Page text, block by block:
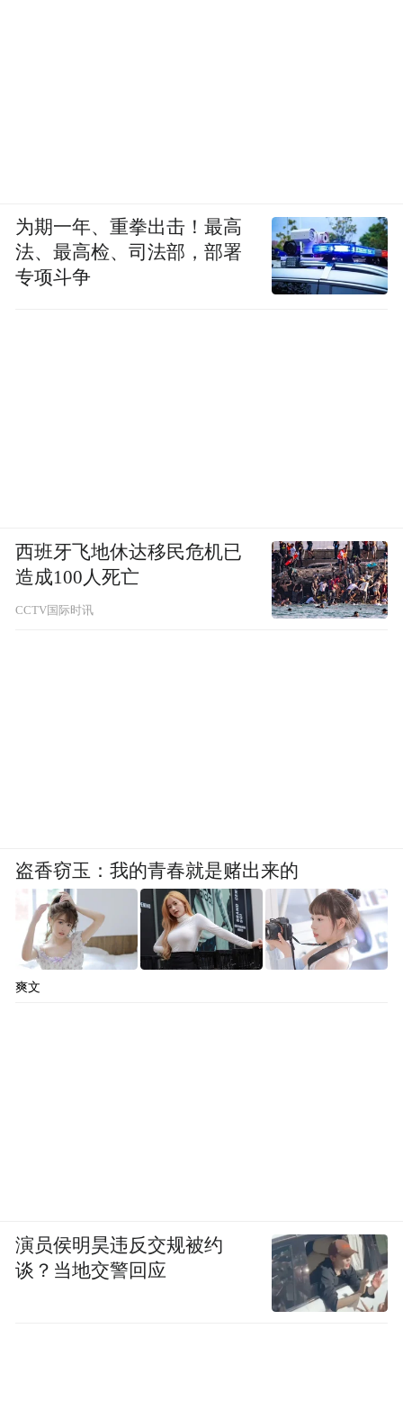
为期一年、重拳出击！最高
法、最高检、司法部，部署
专项斗争
西班牙飞地休达移民危机已
造成100人死亡
CCTV国际时讯
盗香窃玉：我的青春就是赌出来的
爽文
演员侯明昊违反交规被约
谈？当地交警回应